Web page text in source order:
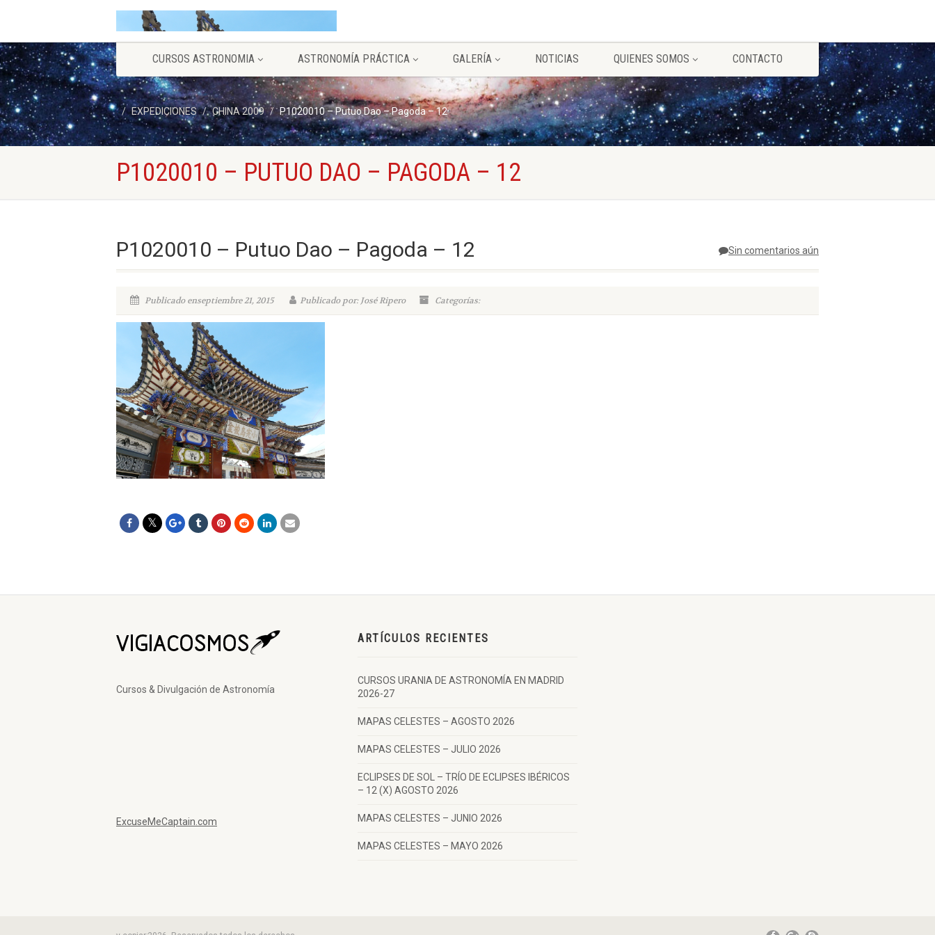
CURSOS ASTRONOMIA ASTRONOMÍA PRÁCTICA GALERÍA NOTICIAS QUIENES SOMOS CONTACTO
EXPEDICIONES CHINA 2009 P1020010 – Putuo Dao – Pagoda – 12
P1020010 – PUTUO DAO – PAGODA – 12
Sin comentarios aún
P1020010 – Putuo Dao – Pagoda – 12
Publicado enseptiembre 21, 2015 Publicado por: José Ripero Categorías:
Cursos & Divulgación de Astronomía
ExcuseMeCaptain.com
ARTÍCULOS RECIENTES
CURSOS URANIA DE ASTRONOMÍA EN MADRID
2026-27
MAPAS CELESTES – AGOSTO 2026
MAPAS CELESTES – JULIO 2026
ECLIPSES DE SOL – TRÍO DE ECLIPSES IBÉRICOS
– 12 (X) AGOSTO 2026
MAPAS CELESTES – JUNIO 2026
MAPAS CELESTES – MAYO 2026